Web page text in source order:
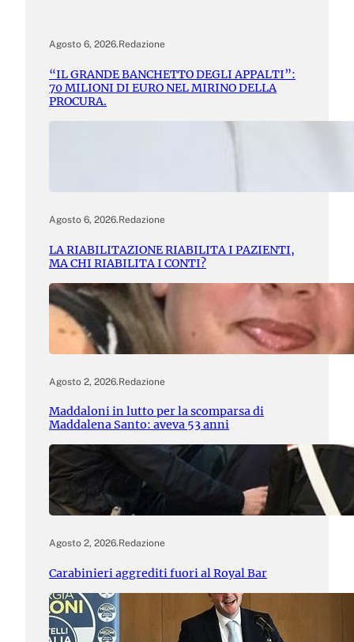
Agosto 6, 2026.Redazione
“IL GRANDE BANCHETTO DEGLI APPALTI”:
70 MILIONI DI EURO NEL MIRINO DELLA
PROCURA.
Agosto 6, 2026.Redazione
LA RIABILITAZIONE RIABILITA I PAZIENTI,
MA CHI RIABILITA I CONTI?
Agosto 2, 2026.Redazione
Maddaloni in lutto per la scomparsa di
Maddalena Santo: aveva 53 anni
Agosto 2, 2026.Redazione
Carabinieri aggrediti fuori al Royal Bar